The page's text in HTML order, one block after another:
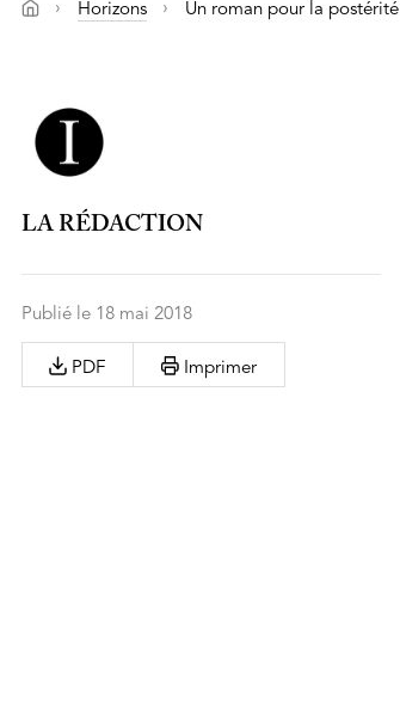
Horizons Un roman pour la postérité
LA RÉDACTION
Publié le 18 mai 2018
PDF Imprimer